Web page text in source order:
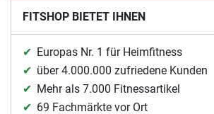
FITSHOP BIETET IHNEN
Europas Nr. 1 für Heimfitness
über 4.000.000 zufriedene Kunden
Mehr als 7.000 Fitnessartikel
69 Fachmärkte vor Ort